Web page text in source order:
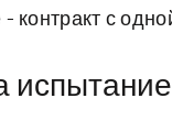
контракт с
испытание